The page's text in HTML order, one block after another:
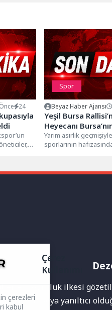
24
Spor
Beyaz Haber Ajansı
Yeşil Bursa
Heyecanı
Osmangazi’de
Yarım asırlık
sporlarının
doğruluk ilkesi
veya yanıltıcı
Çerez
Kullanımı
çerezleri
kabul